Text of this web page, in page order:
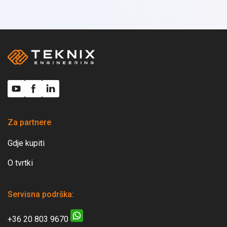
Za partnere
Gdje kupiti
O tvrtki
Servisna podrška:
+36 20 803 9670